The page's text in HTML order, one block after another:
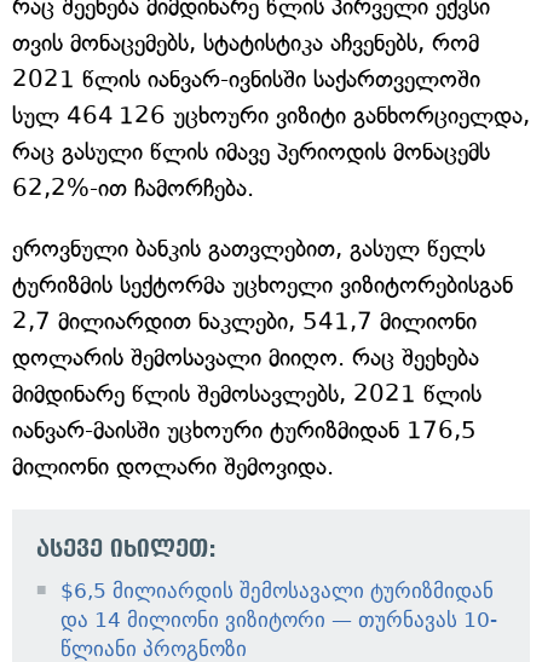
რაც შეეხება მიმდინარე წლის პირველი ექვსი
თვის მონაცემებს, სტატისტიკა აჩვენებს, რომ
2021 წლის იანვარ-ივნისში საქართველოში
სულ 464 126 უცხოური ვიზიტი განხორციელდა,
რაც გასული წლის იმავე პერიოდის მონაცემს
62,2%-ით ჩამორჩება.
ეროვნული ბანკის გათვლებით, გასულ წელს
ტურიზმის სექტორმა უცხოელი ვიზიტორებისგან
2,7 მილიარდით ნაკლები, 541,7 მილიონი
დოლარის შემოსავალი მიიღო. რაც შეეხება
მიმდინარე წლის შემოსავლებს, 2021 წლის
იანვარ-მაისში უცხოური ტურიზმიდან 176,5
მილიონი დოლარი შემოვიდა.
ასევე იხილეთ:
$6,5 მილიარდის შემოსავალი ტურიზმიდან
და 14 მილიონი ვიზიტორი — თურნავას 10-
წლიანი პროგნოზი